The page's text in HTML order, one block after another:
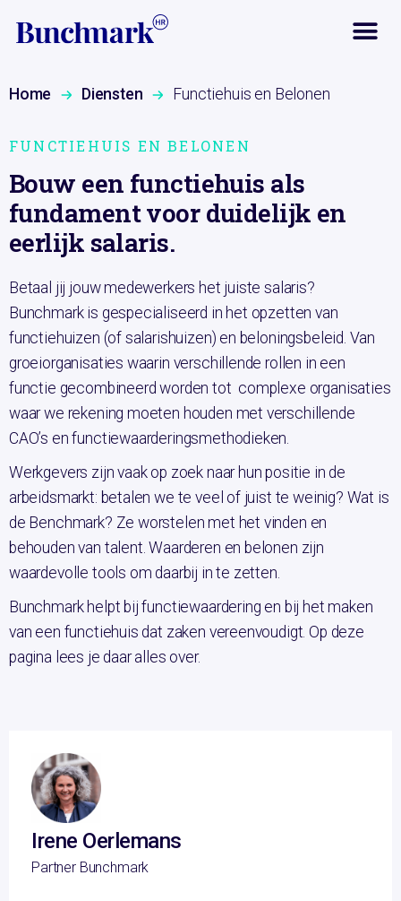
Home Diensten Functiehuis en Belonen
FUNCTIEHUIS EN BELONEN
Bouw een functiehuis als
fundament voor duidelijk en
eerlijk salaris.
Betaal jij jouw medewerkers het juiste salaris?
Bunchmark is gespecialiseerd in het opzetten van
functiehuizen (of salarishuizen) en beloningsbeleid. Van
groeiorganisaties waarin verschillende rollen in een
functie gecombineerd worden tot complexe organisaties
waar we rekening moeten houden met verschillende
CAO’s en functiewaarderingsmethodieken.
Werkgevers zijn vaak op zoek naar hun positie in de
arbeidsmarkt: betalen we te veel of juist te weinig? Wat is
de Benchmark? Ze worstelen met het vinden en
behouden van talent. Waarderen en belonen zijn
waardevolle tools om daarbij in te zetten.
Bunchmark helpt bij functiewaardering en bij het maken
van een functiehuis dat zaken vereenvoudigt. Op deze
pagina lees je daar alles over.
Irene Oerlemans
Partner Bunchmark